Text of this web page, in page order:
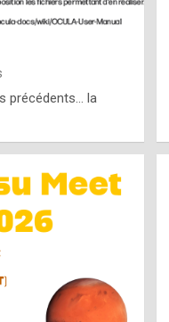
précédents… la